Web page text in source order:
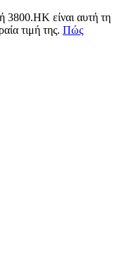
είναι αυτή τη
τιμή της. Πώς